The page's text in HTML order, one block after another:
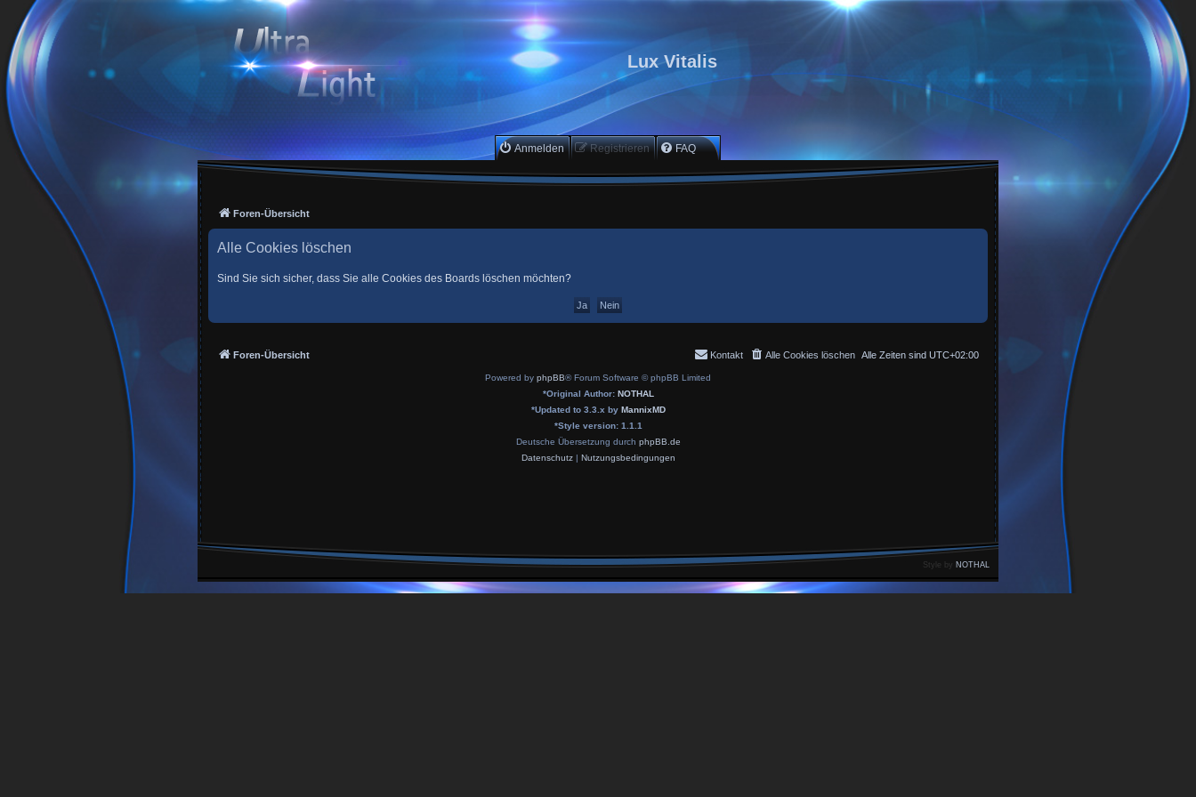
Lux Vitalis
Anmelden Registrieren FAQ
Foren-Übersicht
Alle Cookies löschen
Sind Sie sich sicher, dass Sie alle Cookies des Boards löschen möchten?
Foren-Übersicht Alle Zeiten sind UTC+02:00
Alle Cookies löschen
Kontakt
Powered by phpBB® Forum Software © phpBB Limited
*Original Author: NOTHAL
*Updated to 3.3.x by MannixMD
*Style version: 1.1.1
Deutsche Übersetzung durch phpBB.de
Datenschutz| Nutzungsbedingungen
Style by NOTHAL